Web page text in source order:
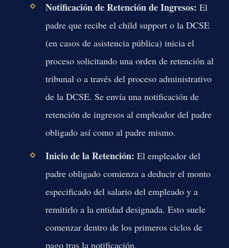
Notificación de Retención de Ingresos: El
padre que recibe el child support o la DCSE
(en casos de asistencia pública) inicia el
proceso solicitando una orden de retención al
tribunal o a través del proceso administrativo
de la DCSE. Se envía una notificación de
retención de ingresos al empleador del padre
obligado así como al padre mismo.
Inicio de la Retención: El empleador del
padre obligado comienza a deducir el monto
especificado del salario del empleado y a
remitirlo a la entidad designada. Esto suele
comenzar dentro de los primeros ciclos de
pago tras la notificación.